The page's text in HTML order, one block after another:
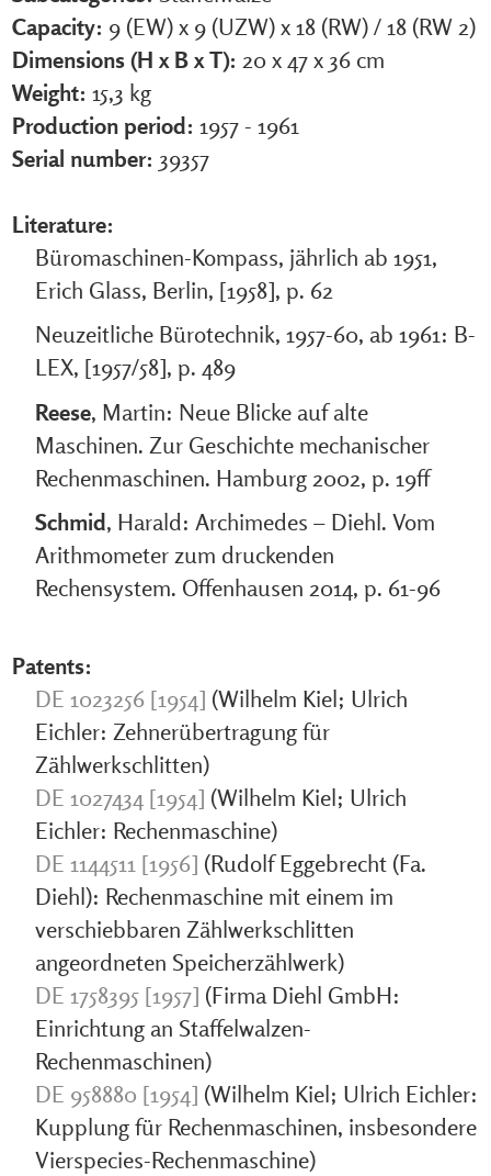
Capacity: 9 (EW) x 9 (UZW) x 18 (RW)/18 (RW 2)
Dimensions (H x B x T): 20 x 47 x 36 cm
Weight: 15,3 kg
Production period: 1957 - 1961
Serial number: 39357
Literature:
Büromaschinen-Kompass, jährlich ab 1951,
Erich Glass, Berlin, [1958], p. 62
Neuzeitliche Bürotechnik, 1957-60, ab 1961: B-
LEX, [1957/58], p. 489
Reese, Martin: Neue Blicke auf alte
Maschinen. Zur Geschichte mechanischer
Rechenmaschinen. Hamburg 2002, p. 19ff
Schmid, Harald: Archimedes – Diehl. Vom
Arithmometer zum druckenden
Rechensystem. Offenhausen 2014, p. 61-96
Patents:
DE 1023256 [1954] (Wilhelm Kiel; Ulrich
Eichler: Zehnerübertragung für
Zählwerkschlitten)
DE 1027434 [1954] (Wilhelm Kiel; Ulrich
Eichler: Rechenmaschine)
DE 1144511 [1956] (Rudolf Eggebrecht (Fa.
Diehl): Rechenmaschine mit einem im
verschiebbaren Zählwerkschlitten
angeordneten Speicherzählwerk)
DE 1758395 [1957] (Firma Diehl GmbH:
Einrichtung an Staffelwalzen-
Rechenmaschinen)
DE 958880 [1954] (Wilhelm Kiel; Ulrich Eichler:
Kupplung für Rechenmaschinen, insbesondere
Vierspecies-Rechenmaschine)